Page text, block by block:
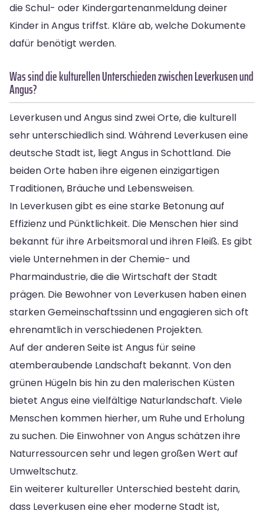
die Schul- oder Kindergartenanmeldung deiner
Kinder in Angus triffst. Kläre ab, welche Dokumente
dafür benötigt werden.
Was sind die kulturellen Unterschieden zwischen Leverkusen und
Angus?
Leverkusen und Angus sind zwei Orte, die kulturell
sehr unterschiedlich sind. Während Leverkusen eine
deutsche Stadt ist, liegt Angus in Schottland. Die
beiden Orte haben ihre eigenen einzigartigen
Traditionen, Bräuche und Lebensweisen.
In Leverkusen gibt es eine starke Betonung auf
Effizienz und Pünktlichkeit. Die Menschen hier sind
bekannt für ihre Arbeitsmoral und ihren Fleiß. Es gibt
viele Unternehmen in der Chemie- und
Pharmaindustrie, die die Wirtschaft der Stadt
prägen. Die Bewohner von Leverkusen haben einen
starken Gemeinschaftssinn und engagieren sich oft
ehrenamtlich in verschiedenen Projekten.
Auf der anderen Seite ist Angus für seine
atemberaubende Landschaft bekannt. Von den
grünen Hügeln bis hin zu den malerischen Küsten
bietet Angus eine vielfältige Naturlandschaft. Viele
Menschen kommen hierher, um Ruhe und Erholung
zu suchen. Die Einwohner von Angus schätzen ihre
Naturressourcen sehr und legen großen Wert auf
Umweltschutz.
Ein weiterer kultureller Unterschied besteht darin,
dass Leverkusen eine eher moderne Stadt ist,